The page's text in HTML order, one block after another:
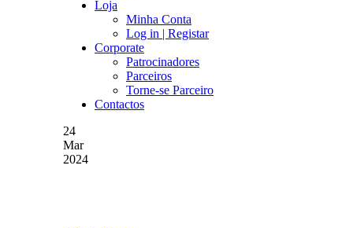
Loja
Minha Conta
Log in | Registar
Corporate
Patrocinadores
Parceiros
Torne-se Parceiro
Contactos
24
Mar
2024